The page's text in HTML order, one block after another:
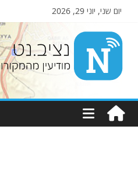
יום שני, יוני 29, 2026
Nziv.net
מודיעין
מהמקורות